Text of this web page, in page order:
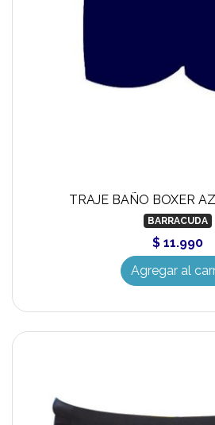
TRAJE BAÑO BOXER
BARRACUDA
$ 11.990
Agregar al